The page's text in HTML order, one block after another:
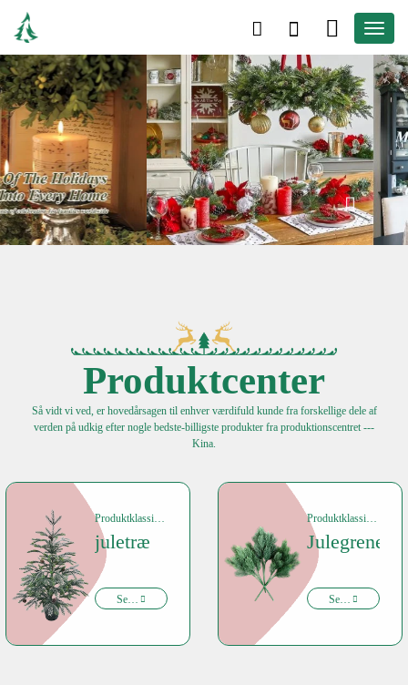
Produktcenter
Så vidt vi ved, er hovedårsagen til enhver værdifuld kunde fra forskellige dele af
verden på udkig efter nogle bedste-billigste produkter fra produktionscentret ---
Kina.
juletræ
Se nu
Julegrene
Se nu